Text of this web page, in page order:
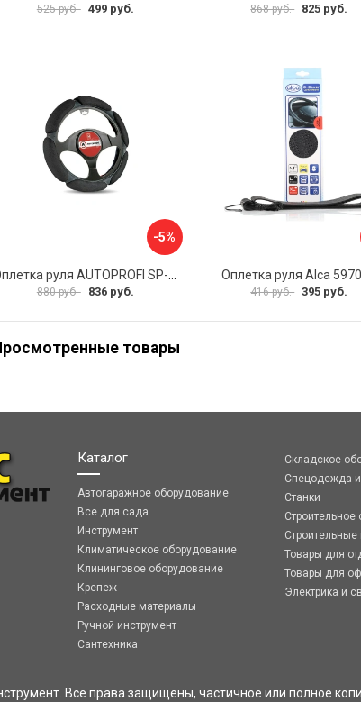
525 руб. 499 руб. 868 руб. 825 руб.
-5%
880 руб. 836 руб.
Оплетка руля Alca
416 руб. 395 руб.
товары
Каталог
Автогаражное оборудование
Все для сада
Инструмент
Климатическое оборудование
Клининговое оборудование
Крепеж
Расходные материалы
Ручной инструмент
Сантехника
Складское
Спецодежда
Станки
Товары для
Товары для
Электрика и
Все права защищены, частичное или полное